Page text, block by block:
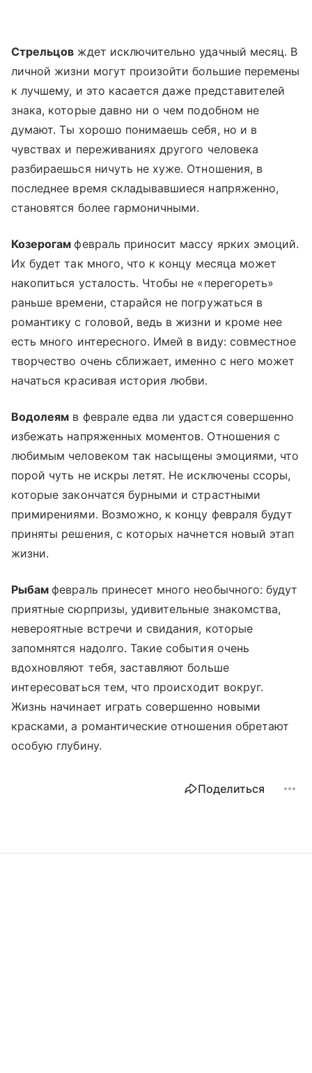
Стрельцов ждет исключительно удачный месяц. В
личной жизни могут произойти большие перемены
к лучшему, и это касается даже представителей
знака, которые давно ни о чем подобном не
думают. Ты хорошо понимаешь себя, но и в
чувствах и переживаниях другого человека
разбираешься ничуть не хуже. Отношения, в
последнее время складывавшиеся напряженно,
становятся более гармоничными.
Козерогамфевраль приносит массу ярких эмоций.
Их будет так много, что к концу месяца может
накопиться усталость. Чтобы не «перегореть»
раньше времени, старайся не погружаться в
романтику с головой, ведь в жизни и кроме нее
есть много интересного. Имей в виду: совместное
творчество очень сближает, именно с него может
начаться красивая история любви.
Водолеям в феврале едва ли удастся совершенно
избежать напряженных моментов. Отношения с
любимым человеком так насыщены эмоциями, что
порой чуть не искры летят. Не исключены ссоры,
которые закончатся бурными и страстными
примирениями. Возможно, к концу февраля будут
приняты решения, с которых начнется новый этап
жизни.
Рыбамфевраль принесет много необычного: будут
приятные сюрпризы, удивительные знакомства,
невероятные встречи и свидания, которые
запомнятся надолго. Такие события очень
вдохновляют тебя, заставляют больше
интересоваться тем, что происходит вокруг.
Жизнь начинает играть совершенно новыми
красками, а романтические отношения обретают
особую глубину.
Поделиться